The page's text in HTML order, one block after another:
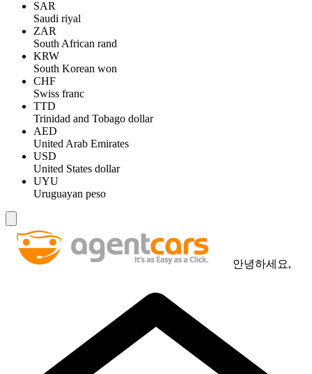
SAR
Saudi riyal
ZAR
South African rand
KRW
South Korean won
CHF
Swiss franc
TTD
Trinidad and Tobago dollar
AED
United Arab Emirates
USD
United States dollar
UYU
Uruguayan peso
안녕하세요,